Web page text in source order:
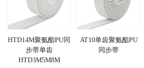
HTD14M聚氨酯PU同
步带单齿
HTD3M5M8M
AT10单齿聚氨酯PU
同步带